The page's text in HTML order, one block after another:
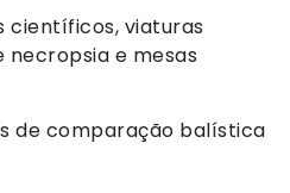
científicos, viaturas
necropsia e mesas
de comparação balística